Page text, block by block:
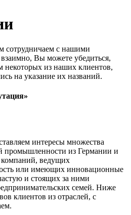
сотрудничаем с нашими
Вы можете убедиться,
некоторых из наших клиентов,
на указание их названий.
интересы множества
промышленности из Германии и
компаний, ведущих
или имеющих инновационные
и стоящих за ними
семей. Ниже
клиентов из отраслей, с